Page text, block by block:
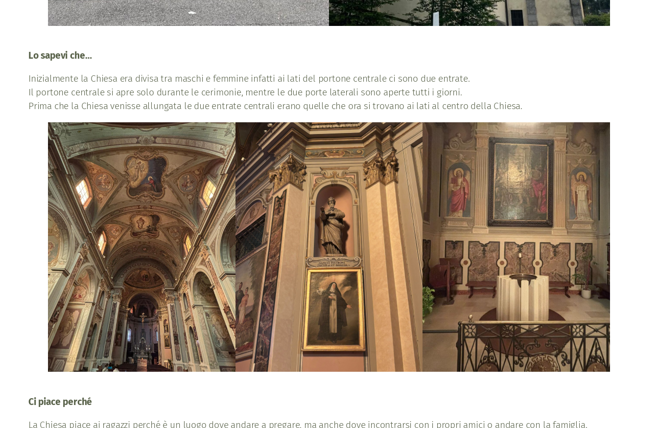
Lo sapevi che…
Inizialmente la Chiesa era divisa tra maschi e femmine infatti ai lati del portone centrale ci sono due entrate.
Il portone centrale si apre solo durante le cerimonie, mentre le due porte laterali sono aperte tutti i giorni.
Prima che la Chiesa venisse allungata le due entrate centrali erano quelle che ora si trovano ai lati al centro della Chiesa.
Ci piace perché
La Chiesa piace ai ragazzi perché è un luogo dove andare a pregare, ma anche dove incontrarsi con i propri amici o andare con la famiglia.